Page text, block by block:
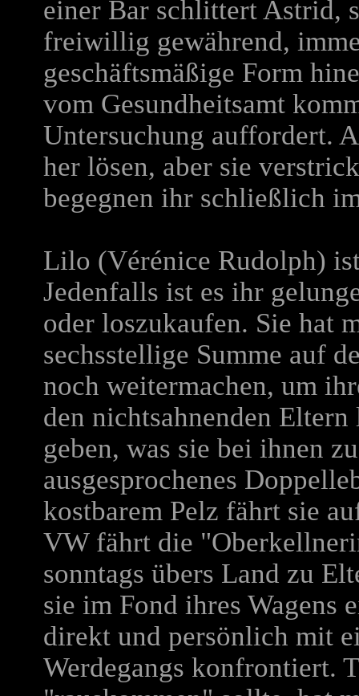
einer Bar schlittert Astrid,
freiwillig gewährend,
geschäftsmäßige Form
vom Gesundheitsamt
Untersuchung auffordert.
her lösen, aber sie
begegnen ihr schließlich
Lilo (Vérénice Rudolph)
Jedenfalls ist es ihr
oder loszukaufen. Sie hat
sechsstellige Summe auf
noch weitermachen, um
den nichtsahnenden
geben, was sie bei ihnen
ausgesprochenes
kostbarem Pelz fährt sie
VW fährt die
sonntags übers Land zu
sie im Fond ihres Wagens
direkt und persönlich mit
Werdegangs konfrontiert.